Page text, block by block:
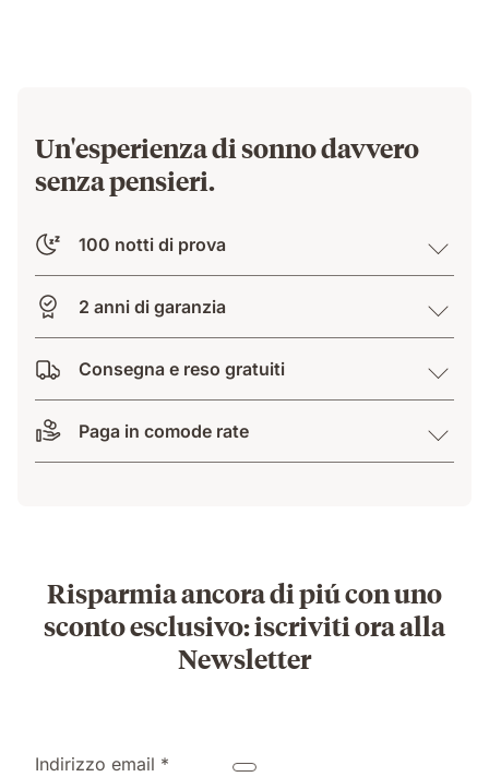
Un'esperienza di sonno davvero
senza pensieri.
100 notti di prova
2 anni di garanzia
Consegna e reso gratuiti
Paga in comode rate
Risparmia ancora di piú con uno
sconto esclusivo: iscriviti ora alla
Newsletter
Indirizzo email *